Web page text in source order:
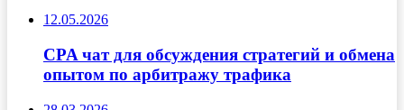
12.05.2026
CPA чат для обсуждения стратегий и обмена
опытом по арбитражу трафика